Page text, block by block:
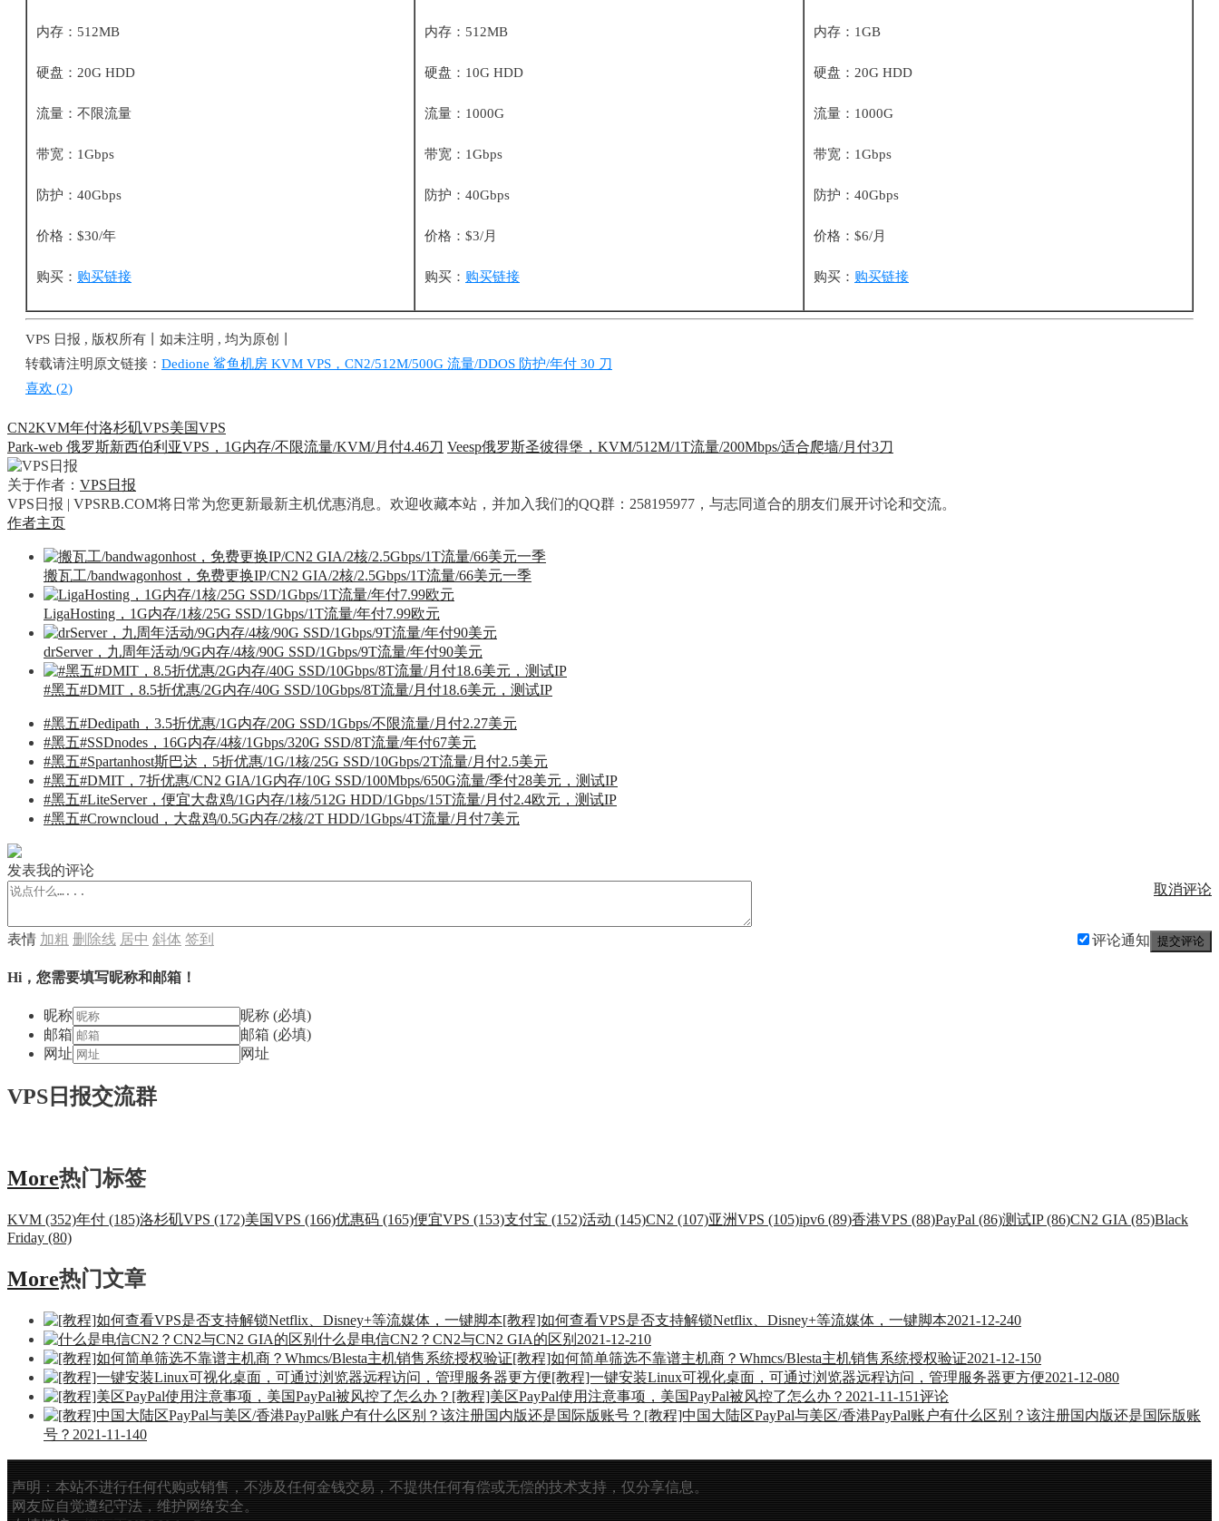
内存：512MB
硬盘：20G HDD
流量：不限流量
带宽：1Gbps
防护：40Gbps
价格：$30/年
购买： 购买链接
内存：512MB
硬盘：10G HDD
流量：1000G
带宽：1Gbps
防护：40Gbps
价格：$3/月
购买： 购买链接
内存：1GB
硬盘：20G HDD
流量：1000G
带宽：1Gbps
防护：40Gbps
价格：$6/月
购买： 购买链接
VPS 日报 , 版权所有丨如未注明 , 均为原创丨
转载请注明原文链接： Dedione 鲨鱼机房 KVM VPS，CN2/512M/500G 流量/DDOS 防护/年付 30 刀
喜欢 (2)
CN2KVM年付洛杉矶VPS美国VPS
Park-web 俄罗斯新西伯利亚VPS，1G内存/不限流量/KVM/月付4.46刀 Veesp俄罗斯圣彼得堡，KVM/512M/1T流量/200Mbps/适合爬墙/月付3刀
关于作者： VPS日报
VPS日报 | VPSRB.COM将日常为您更新最新主机优惠消息。欢迎收藏本站，并加入我们的QQ群：258195977，与志同道合的朋友们展开讨论和交流。
作者主页
搬瓦工/bandwagonhost，免费更换IP/CN2 GIA/2核/2.5Gbps/1T流量/66美元一季
LigaHosting，1G内存/1核/25G SSD/1Gbps/1T流量/年付7.99欧元
drServer，九周年活动/9G内存/4核/90G SSD/1Gbps/9T流量/年付90美元
#黑五#DMIT，8.5折优惠/2G内存/40G SSD/10Gbps/8T流量/月付18.6美元，测试IP
#黑五#Dedipath，3.5折优惠/1G内存/20G SSD/1Gbps/不限流量/月付2.27美元
#黑五#SSDnodes，16G内存/4核/1Gbps/320G SSD/8T流量/年付67美元
#黑五#Spartanhost斯巴达，5折优惠/1G/1核/25G SSD/10Gbps/2T流量/月付2.5美元
#黑五#DMIT，7折优惠/CN2 GIA/1G内存/10G SSD/100Mbps/650G流量/季付28美元，测试IP
#黑五#LiteServer，便宜大盘鸡/1G内存/1核/512G HDD/1Gbps/15T流量/月付2.4欧元，测试IP
#黑五#Crowncloud，大盘鸡/0.5G内存/2核/2T HDD/1Gbps/4T流量/月付7美元
发表我的评论
取消评论
提交评论
评论通知
表情 加粗 删除线 居中 斜体 签到
Hi，您需要填写昵称和邮箱！
昵称
昵称 (必填)
邮箱
邮箱 (必填)
网址
网址
VPS日报交流群
More热门标签
KVM (352)年付 (185)洛杉矶VPS (172)美国VPS (166)优惠码 (165)便宜VPS (153)支付宝 (152)活动 (145)CN2 (107)亚洲VPS (105)ipv6 (89)香港VPS (88)PayPal (86)测试IP (86)CN2 GIA (85)Black
Friday (80)
More热门文章
[教程]如何查看VPS是否支持解锁Netflix、Disney+等流媒体，一键脚本2021-12-240
什么是电信CN2？CN2与CN2 GIA的区别 2021-12-210
[教程]如何简单筛选不靠谱主机商？Whmcs/Blesta主机销售系统授权验证2021-12-150
[教程]一键安装Linux可视化桌面，可通过浏览器远程访问，管理服务器更方便2021-12-080
[教程]美区PayPal使用注意事项，美国PayPal被风控了怎么办？ 2021-11-151评论
[教程]中国大陆区PayPal与美区/香港PayPal账户有什么区别？该注册国内版还是国际版账
号？ 2021-11-140
声明：本站不进行任何代购或销售，不涉及任何金钱交易，不提供任何有偿或无偿的技术支持，仅分享信息。
网友应自觉遵纪守法，维护网络安全。